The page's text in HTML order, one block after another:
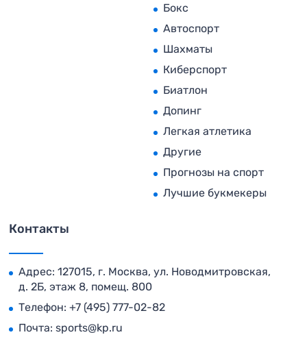
Бокс
Автоспорт
Шахматы
Киберспорт
Биатлон
Допинг
Легкая атлетика
Другие
Прогнозы на спорт
Лучшие букмекеры
Контакты
Адрес: 127015, г. Москва, ул. Новодмитровская,
д. 2Б, этаж 8, помещ. 800
Телефон: +7 (495) 777-02-82
Почта: sports@kp.ru